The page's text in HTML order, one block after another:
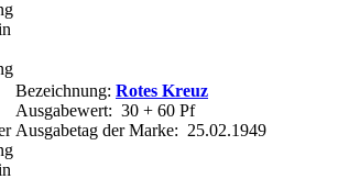
Bezeichnung: Rotes Kreuz
Ausgabewert: 30 + 60 Pf
Ausgabetag der Marke: 25.02.1949